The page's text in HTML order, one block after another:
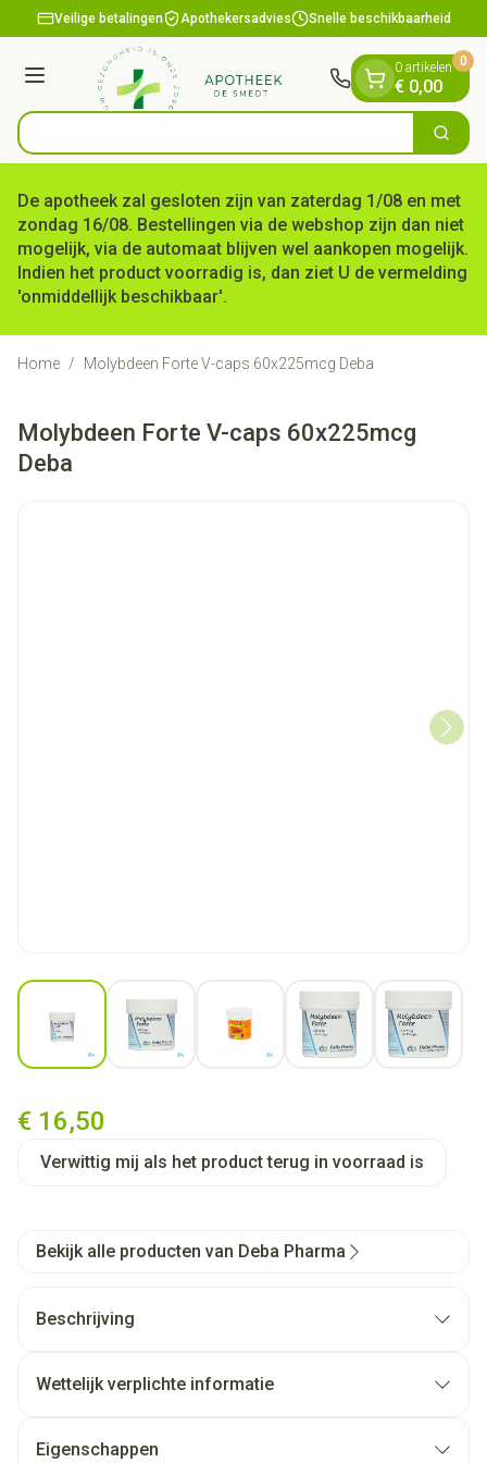
Ga naar de inhoud
1 van 1Veilige betalingen Apothekersadvies Snelle beschikbaarheid
Menu
Product, merk, categorie... Zoek
0 artikelen
€ 0,00
0
De apotheek zal gesloten zijn van zaterdag 1/08 en met
zondag 16/08. Bestellingen via de webshop zijn dan niet
mogelijk, via de automaat blijven wel aankopen mogelijk.
Indien het product voorradig is, dan ziet U de vermelding
'onmiddellijk beschikbaar'.
Home / Molybdeen Forte V-caps 60x225mcg Deba
Molybdeen Forte V-caps 60x225mcg
Deba
View larger image View larger imageView larger image
View
€ 16,50
Verwittig mij als het product terug in voorraad is
Bekijk alle producten van Deba Pharma
Beschrijving
Wettelijk verplichte informatie
Eigenschappen